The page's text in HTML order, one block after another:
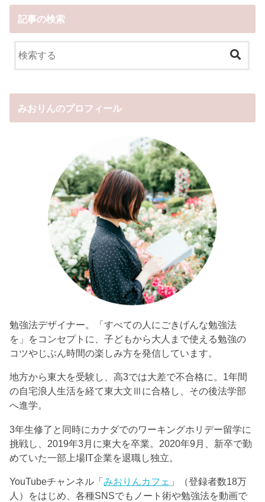
記事の検索
みおりんのプロフィール
勉強法デザイナー。「すべての人にごきげんな勉強法
を」をコンセプトに、子どもから大人まで使える勉強の
コツやじぶん時間の楽しみ方を発信しています。
地方から東大を受験し、高3では大差で不合格に。1年間
の自宅浪人生活を経て東大文Ⅲに合格し、その後法学部
へ進学。
3年生修了と同時にカナダでのワーキングホリデー留学に
挑戦し、2019年3月に東大を卒業。2020年9月、新卒で勤
めていた一部上場IT企業を退職し独立。
YouTubeチャンネル「みおりんカフェ 」（登録者数18万
人）をはじめ、各種SNSでもノート術や勉強法を動画で